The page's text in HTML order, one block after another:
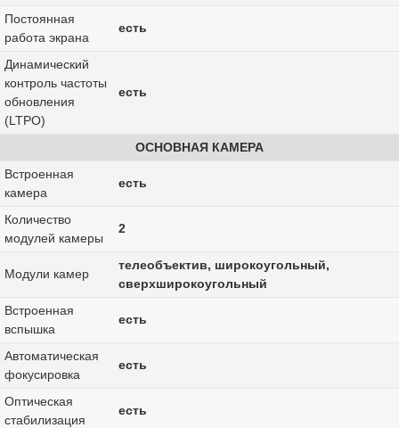
Постоянная
работа экрана
есть
Динамический
контроль частоты
обновления
(LTPO)
есть
ОСНОВНАЯ КАМЕРА
Встроенная
камера
есть
Количество
модулей камеры
2
Модули камер
телеобъектив, широкоугольный,
сверхширокоугольный
Встроенная
вспышка
есть
Автоматическая
фокусировка
есть
Оптическая
стабилизация
есть